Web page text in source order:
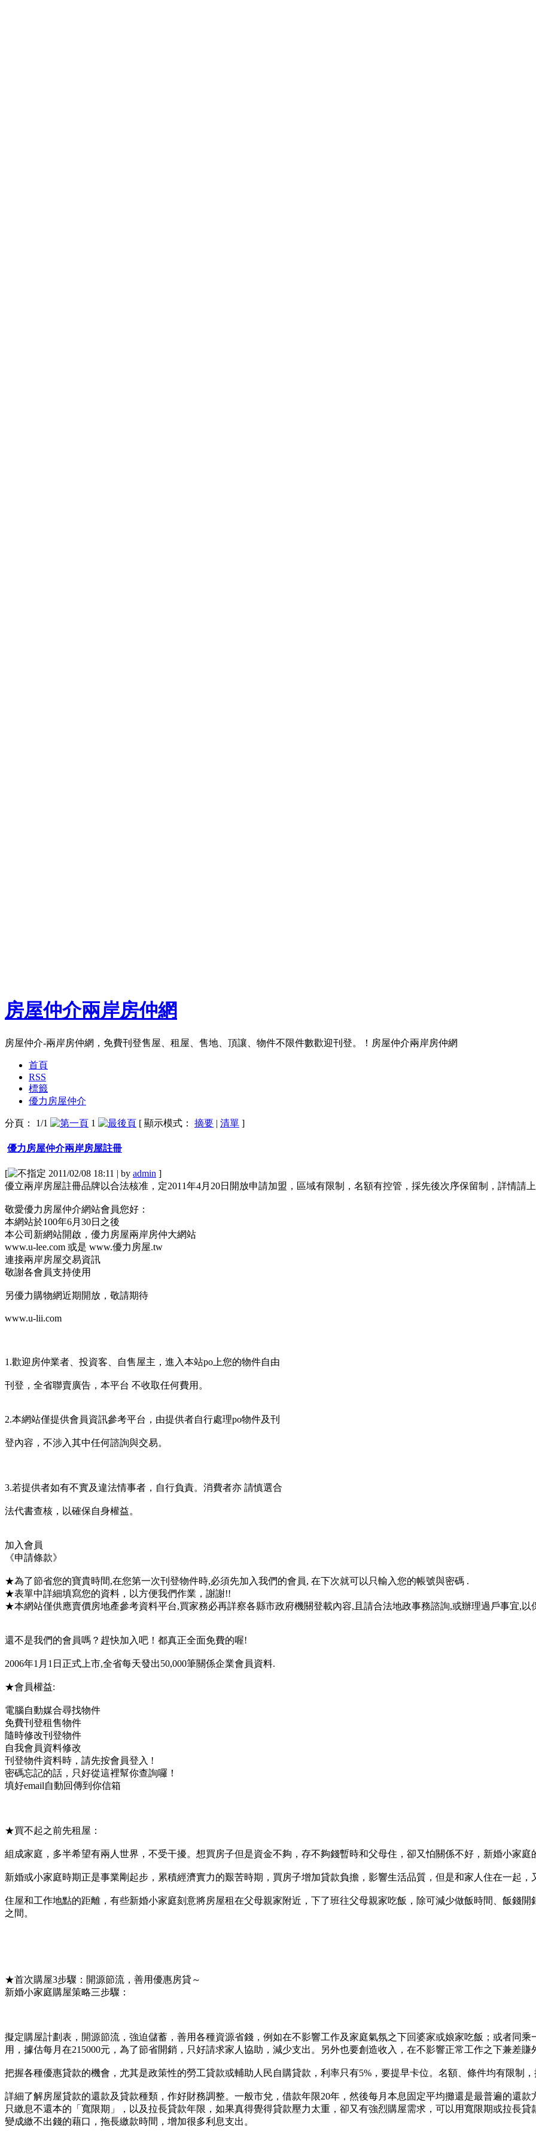
房屋仲介兩岸房仲網
房屋仲介-兩岸房仲網，免費刊登售屋、租屋、售地、頂讓、物件不限件數歡迎刊登。！房屋仲介兩岸房仲網
首頁
RSS
標籤
優力房屋仲介
分頁： 1/1 1 [ 顯示模式： 摘要 | 清單 ]
優力房屋仲介兩岸房屋註冊
[ 2011/02/08 18:11 | by admin ]
優立兩岸房屋註冊品牌以合法核准，定2011年4月20日開放申請加盟，區域有限制，名額有控管，採先後次序保留制，詳情請
敬愛優力房屋仲介網站會員您好：
本網站於100年6月30日之後
本公司新網站開啟，優力房屋兩岸房仲大網站
www.u-lee.com 或是 www.優力房屋.tw
連接兩岸房屋交易資訊
敬謝各會員支持使用
另優力購物網近期開放，敬請期待
www.u-lii.com
1.歡迎房仲業者、投資客、自售屋主，進入本站po上您的物件自由
刊登，全省聯賣廣告，本平台 不收取任何費用。
2.本網站僅提供會員資訊參考平台，由提供者自行處理po物件及刊
登內容，不涉入其中任何諮詢與交易。
3.若提供者如有不實及違法情事者，自行負責。消費者亦 請慎選合
法代書查核，以確保自身權益。
加入會員
《申請條款》
★為了節省您的寶貴時間,在您第一次刊登物件時,必須先加入我們的會員, 在下次就可以只輸入您的帳號與密碼 .
★表單中詳細填寫您的資料，以方便我們作業，謝謝!!
★本網站僅供應賣價房地產參考資料平台,買家務必再詳察各縣市政府機關登載內容,且請合法地政事務諮詢,或辦理過戶事宜,以
還不是我們的會員嗎？趕快加入吧！都真正全面免費的喔!
2006年1月1日正式上市,全省每天發出50,000筆關係企業會員資料.
★會員權益:
電腦自動媒合尋找物件
免費刊登租售物件
隨時修改刊登物件
自我會員資料修改
刊登物件資料時，請先按會員登入 !
密碼忘記的話，只好從這裡幫你查詢囉！
填好email自動回傳到你信箱
★買不起之前先租屋：
組成家庭，多半希望有兩人世界，不受干擾。想買房子但是資金不夠，存不夠錢暫時和父母住，卻又怕關係不好，新婚小家庭
新婚或小家庭時期正是事業剛起步，累積經濟實力的艱苦時期，買房子增加貸款負擔，影響生活品質，但是和家人住在一起
住屋和工作地點的距離，有些新婚小家庭刻意將房屋租在父母親家附近，下了班往父母親家吃飯，除可減少做飯時間、飯錢
之間。
★首次購屋3步驟：開源節流，善用優惠房貸～
新婚小家庭購屋策略三步驟：
擬定購屋計劃表，開源節流，強迫儲蓄，善用各種資源省錢，例如在不影響工作及家庭氣氛之下回婆家或娘家吃飯；或者同
用，據估每月在215000元，為了節省開銷，只好請求家人協助，減少支出。另外也要創造收入，在不影響正常工作之下兼差賺
把握各種優惠貸款的機會，尤其是政策性的勞工貸款或輔助人民自購貸款，利率只有5%，要提早卡位。名額、條件均有限制
詳細了解房屋貸款的還款及貸款種類，作好財務調整。一般市兌，借款年限20年，然後每月本息固定平均攤還是最普遍的還
只繳息不還本的「寬限期」，以及拉長貸款年限，如果真得覺得貸款壓力太重，卻又有強烈購屋需求，可以用寬限期或拉長
變成繳不出錢的藉口，拖長繳款時間，增加很多利息支出。